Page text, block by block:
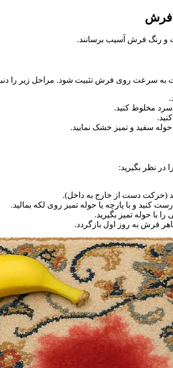
فرش
و رنگ فرش آسیب برسانند.
سرعت روی فرش تثبیت شود. مراحل زیر را
مخلوط کنید.
سفید و تمیز خشک نمایید.
نظر بگیرید:
(حرکت دست از خارج به داخل).
و با پارچه یا حوله تمیز روی لکه بمالید.
با حوله تمیز بگیرید.
فرش به روز اول بازگردد.